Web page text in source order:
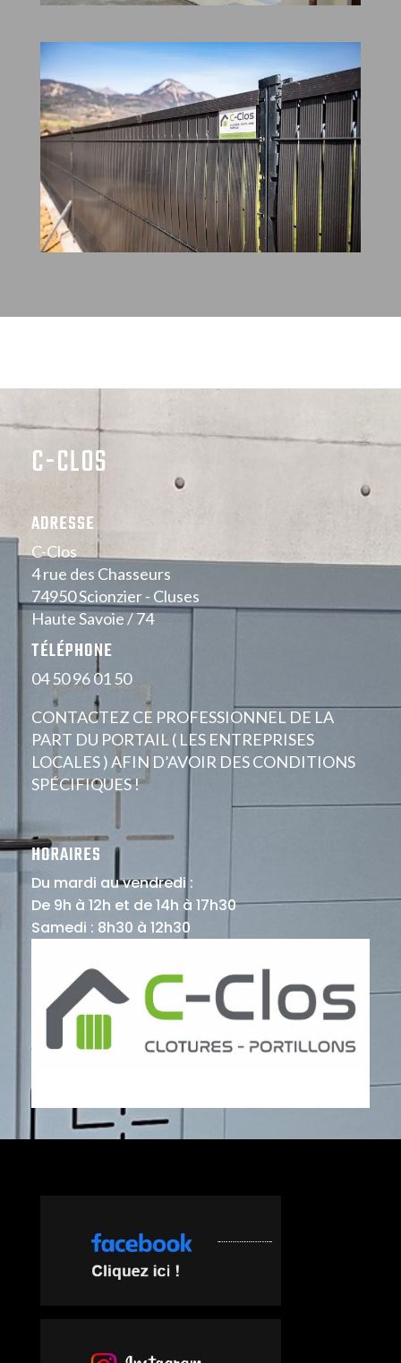
C-CLOS
ADRESSE
C-Clos
4 rue des Chasseurs
74950 Scionzier - Cluses
Haute Savoie / 74
TÉLÉPHONE
04 50 96 01 50
CONTACTEZ CE PROFESSIONNEL DE LA
PART DU PORTAIL ( LES ENTREPRISES
LOCALES ) AFIN D’AVOIR DES CONDITIONS
SPÉCIFIQUES !
HORAIRES
Du mardi au vendredi :
De 9h à 12h et de 14h à 17h30
Samedi : 8h30 à 12h30